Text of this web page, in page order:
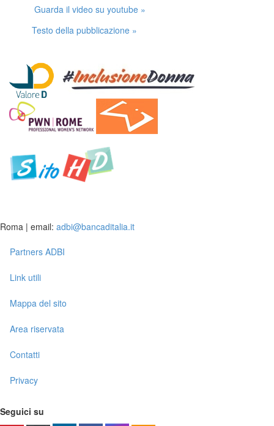
Guarda il video su youtube »
Testo della pubblicazione »
Roma | email: adbi@bancaditalia.it
Partners ADBI
Link utili
Mappa del sito
Area riservata
Contatti
Privacy
Seguici su